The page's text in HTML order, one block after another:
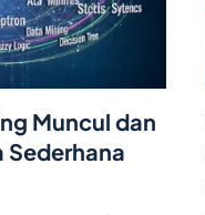
Muncul dan
Sederhana